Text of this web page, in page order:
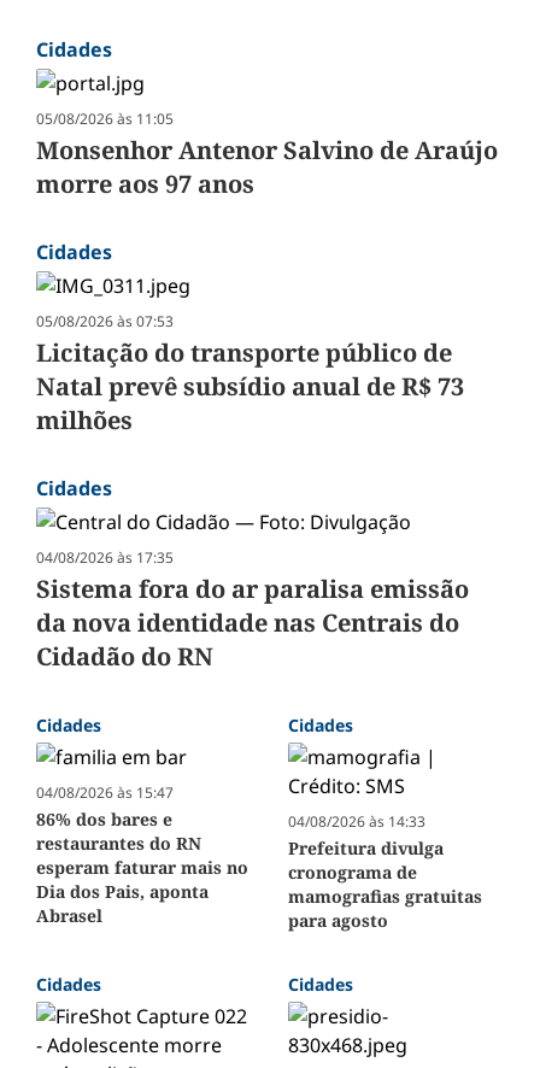
Cidades
05/08/2026 às 11:05
Monsenhor Antenor Salvino de Araújo
morre aos 97 anos
Cidades
05/08/2026 às 07:53
Licitação do transporte público de
Natal prevê subsídio anual de R$ 73
milhões
Cidades
04/08/2026 às 17:35
Sistema fora do ar paralisa emissão
da nova identidade nas Centrais do
Cidadão do RN
Cidades
04/08/2026 às 15:47
86% dos bares e
restaurantes do RN
esperam faturar mais no
Dia dos Pais, aponta
Abrasel
Cidades
04/08/2026 às 14:33
Prefeitura divulga
cronograma de
mamografias gratuitas
para agosto
Cidades Cidades